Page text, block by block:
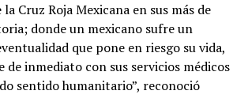
Cruz Roja Mexicana en sus más de
donde un mexicano sufre un
que pone en riesgo su vida,
de inmediato con sus servicios médicos
sentido humanitario”, reconoció